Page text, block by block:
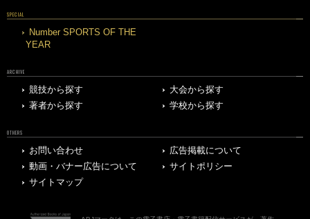
SPECIAL
Number SPORTS OF THE
YEAR
ARCHIVE
競技から探す
大会から探す
著者から探す
学校から探す
OTHERS
お問い合わせ
広告掲載について
動画・バナー広告について
サイトポリシー
サイトマップ